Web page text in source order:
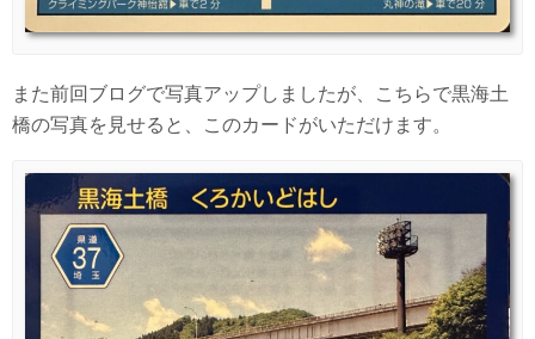
また前回ブログで写真アップしましたが、こちらで黒海土
橋の写真を見せると、このカードがいただけます。